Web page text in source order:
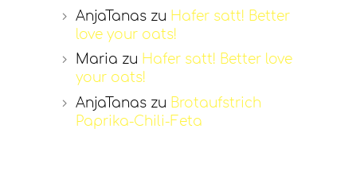
AnjaTanaszu Hafer satt! Better
love your oats!
Maria zu Hafer satt! Better love
your oats!
AnjaTanaszu Brotaufstrich
Paprika-Chili-Feta